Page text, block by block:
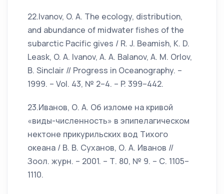
22.Ivanov, O. A. The ecology, distribution,
and abundance of midwater fishes of the
subarctic Pacific gives / R. J. Beamish, K. D.
Leask, O. A. Ivanov, A. A. Balanov, A. M. Orlov,
B. Sinclair // Progress in Oceanography. –
1999. – Vol. 43, № 2–4. – P. 399–442.
23.Иванов, О. А. Об изломе на кривой
«виды-численность» в эпипелагическом
нектоне прикурильских вод Тихого
океана / В. В. Суханов, О. А. Иванов //
Зоол. журн. – 2001. – Т. 80, № 9. – С. 1105–
1110.